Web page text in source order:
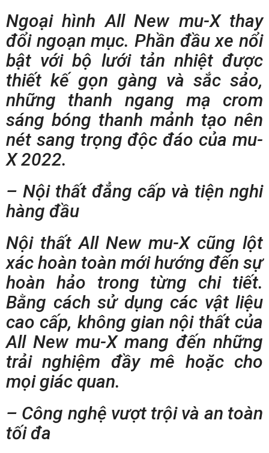
Ngoại hình All New mu-X thay
đổi ngoạn mục. Phần đầu xe nổi
bật với bộ lưới tản nhiệt được
thiết kế gọn gàng và sắc sảo,
những thanh ngang mạ crom
sáng bóng thanh mảnh tạo nên
nét sang trọng độc đáo của mu-
X 2022.
– Nội thất đẳng cấp và tiện nghi
hàng đầu
Nội thất All New mu-X cũng lột
xác hoàn toàn mới hướng đến sự
hoàn hảo trong từng chi tiết.
Bằng cách sử dụng các vật liệu
cao cấp, không gian nội thất của
All New mu-X mang đến những
trải nghiệm đầy mê hoặc cho
mọi giác quan.
– Công nghệ vượt trội và an toàn
tối đa